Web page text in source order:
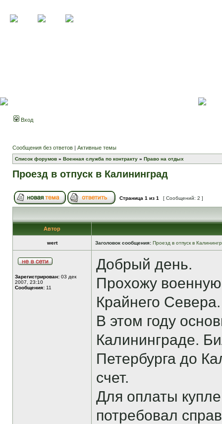
Вход
Сообщения без ответов | Активные темы
Список форумов » Военная служба по контракту » Право на отдых
Проезд в отпуск в Калининград
Страница 1 из 1 [ Сообщений: 2 ]
Автор
wert Заголовок сообщения: Проезд в отпуск в
Зарегистрирован: 03 дек
2007, 23:10
Сообщения: 11
Добрый день.
Прохожу военную
Крайнего Севера.
В этом году
Калининграде.
Петербурга до
счет.
Для оплаты
потребовал